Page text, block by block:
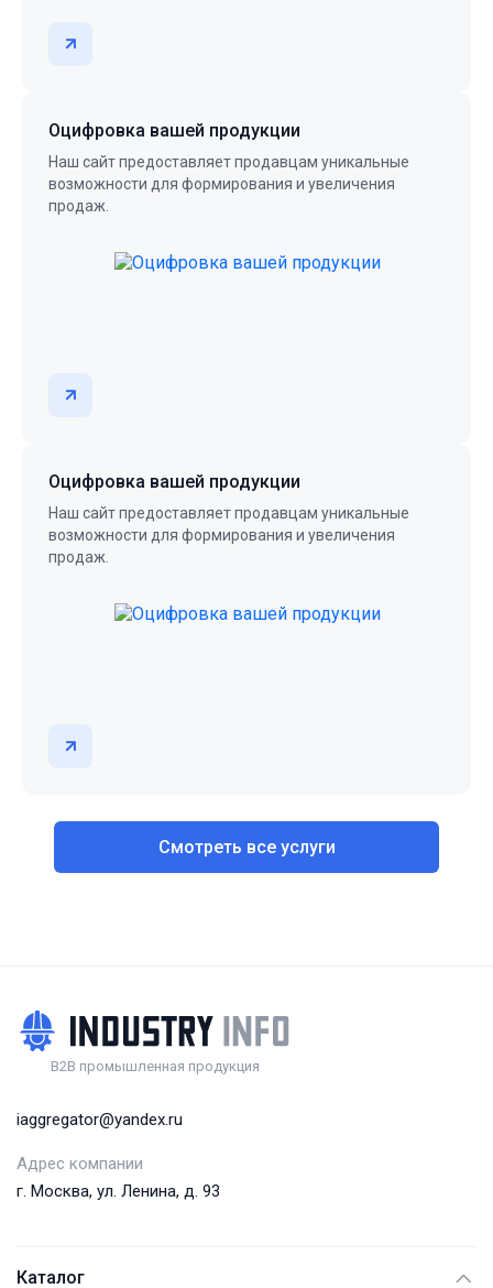
Оцифровка вашей продукции
Наш сайт предоставляет продавцам уникальные
возможности для формирования и увеличения
продаж.
Оцифровка вашей продукции
Наш сайт предоставляет продавцам уникальные
возможности для формирования и увеличения
продаж.
Смотреть все услуги
B2B промышленная продукция
iaggregator@yandex.ru
Адрес компании
г. Москва, ул. Ленина, д. 93
Каталог